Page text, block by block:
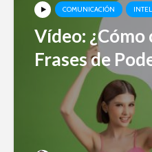
COMUNICACIÓN
Vídeo:
Frases de